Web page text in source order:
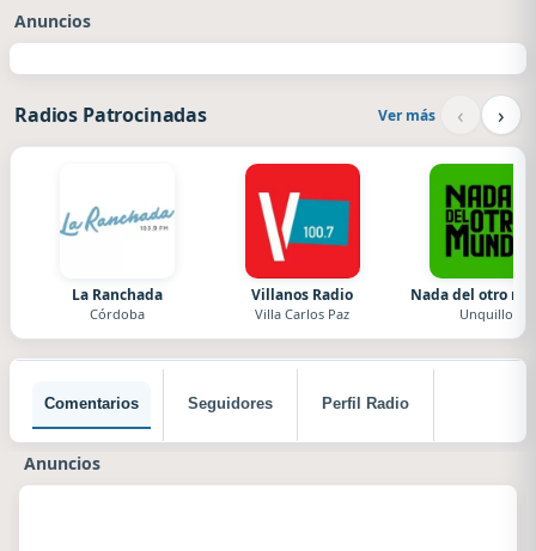
Anuncios
Radios Patrocinadas Ver más ‹ ›
La Ranchada
Córdoba
Villanos Radio
Villa Carlos Paz
Nada del otro
Unquillo
Comentarios Seguidores Perfil Radio
Anuncios